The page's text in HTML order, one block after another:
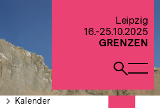
Leipzig
16.-25.10.2025
GRENZEN
öffnen
Kalender